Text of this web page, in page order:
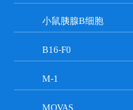
小鼠胰腺Β细胞
B16-F0
M-1
MOVAS